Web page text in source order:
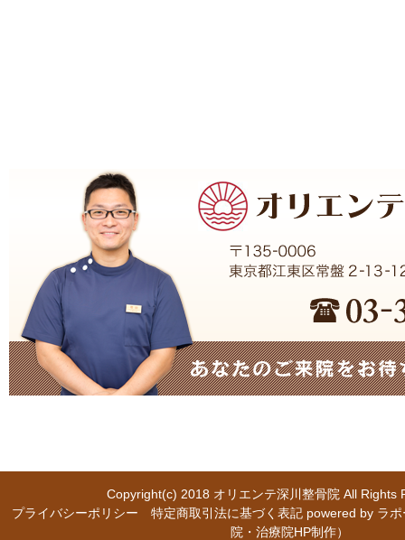
Copyright(c) 2018 オリエンテ深川整骨院 All
プライバシーポリシー
特定商取引法に基づく表記 powered by ラ
院・治療院HP制作）